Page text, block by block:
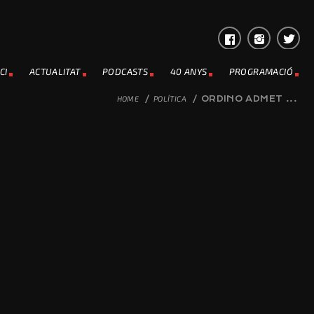
ACTUALITAT PODCASTS 40 ANYS PROGRAMACIÓ
HOME / POLÍTICA / ORDINO ADMET ...